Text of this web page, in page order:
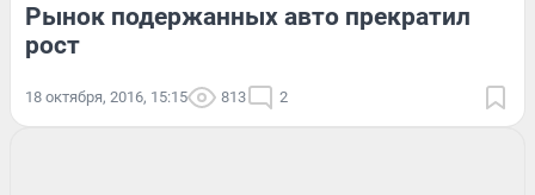
Рынок подержанных авто прекратил
рост
18 октября, 2016, 15:15 813 2